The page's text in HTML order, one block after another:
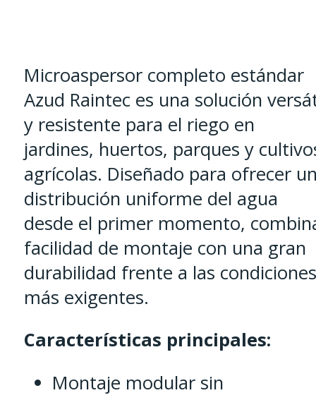
Microaspersor completo estándar
Azud Raintec es una solución
y resistente para el riego en
jardines, huertos, parques y
agrícolas. Diseñado para ofrecer
distribución uniforme del agua
desde el primer momento,
facilidad de montaje con una gran
durabilidad frente a las condiciones
más exigentes.
Características principales:
Montaje modular sin